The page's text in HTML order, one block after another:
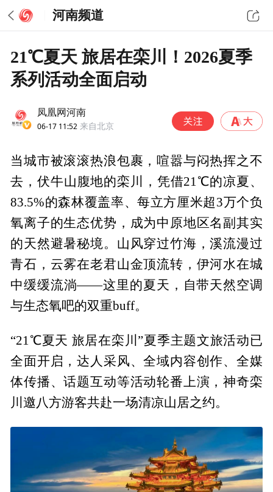
河南频道
21℃夏天 旅居在栾川！2026夏季
系列活动全面启动
凤凰网河南
06-17 11:52 来自北京
当城市被滚滚热浪包裹，喧嚣与闷热挥之不
去，伏牛山腹地的栾川，凭借21℃的凉夏、
83.5%的森林覆盖率、每立方厘米超3万个负
氧离子的生态优势，成为中原地区名副其实
的天然避暑秘境。山风穿过竹海，溪流漫过
青石，云雾在老君山金顶流转，伊河水在城
中缓缓流淌——这里的夏天，自带天然空调
与生态氧吧的双重buff。
“21℃夏天 旅居在栾川”夏季主题文旅活动已
全面开启，达人采风、全域内容创作、全媒
体传播、话题互动等活动轮番上演，神奇栾
川邀八方游客共赴一场清凉山居之约。